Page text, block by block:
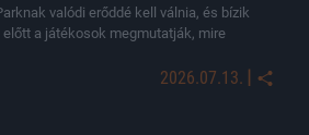
valódi erőddé kell válnia, és bízik
előtt a játékosok megmutatják, mire
2026.07.13. |